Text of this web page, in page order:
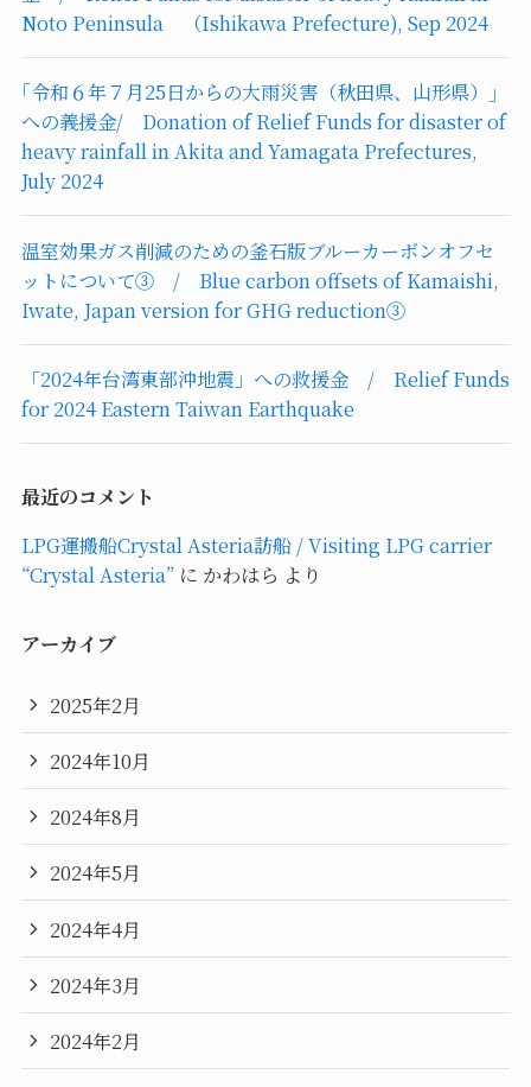
Noto Peninsula （Ishikawa Prefecture), Sep 2024
｢令和６年７月25日からの大雨災害（秋田県、山形県）｣
への義援金/ Donation of Relief Funds for disaster of
heavy rainfall in Akita and Yamagata Prefectures,
July 2024
温室効果ガス削減のための釜石版ブルーカーボンオフセ
ットについて③ / Blue carbon offsets of Kamaishi,
Iwate, Japan version for GHG reduction③
「2024年台湾東部沖地震」への救援金 / Relief Funds
for 2024 Eastern Taiwan Earthquake
最近のコメント
LPG運搬船Crystal Asteria訪船 / Visiting LPG carrier
“Crystal Asteria”に かわはら より
アーカイブ
2025年2月
2024年10月
2024年8月
2024年5月
2024年4月
2024年3月
2024年2月